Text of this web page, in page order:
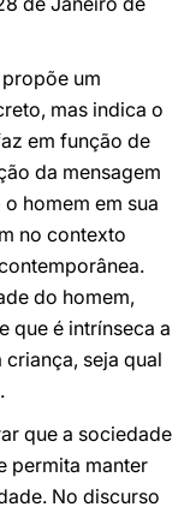
um
mas indica o
em função de
da mensagem
homem em sua
no contexto
do homem,
que é intrínseca a
seja qual
que a sociedade
permita manter
No discurso